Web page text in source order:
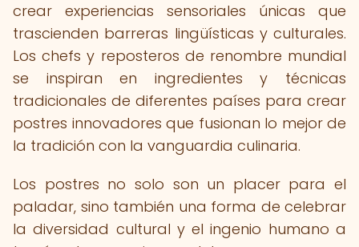
crear experiencias sensoriales únicas que
trascienden barreras lingüísticas y culturales.
Los chefs y reposteros de renombre mundial
se inspiran en ingredientes y técnicas
tradicionales de diferentes países para crear
postres innovadores que fusionan lo mejor de
la tradición con la vanguardia culinaria.
Los postres no solo son un placer para el
paladar, sino también una forma de celebrar
la diversidad cultural y el ingenio humano a